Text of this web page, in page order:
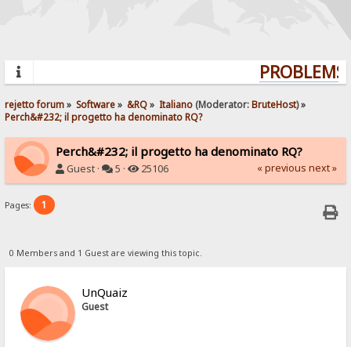
rejetto forum» Software» &RQ» Italiano (Moderator:BruteHost) »
Perch&#232; il progetto ha denominato RQ?
Perch&#232; il progetto ha denominato RQ?
Guest · 5 · 25106 « previous next »
Pages: 1
0 Members and 1 Guest are viewing this topic.
UnQuaiz
Guest